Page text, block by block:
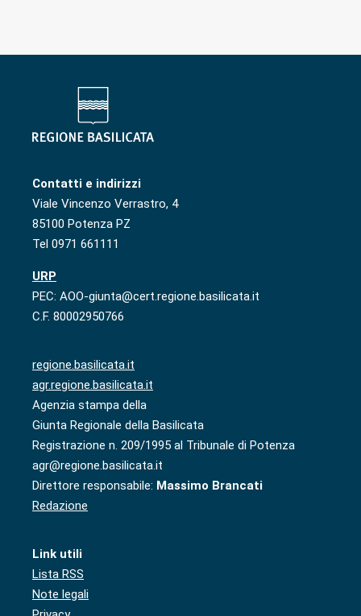
Contatti e indirizzi
Viale Vincenzo Verrastro, 4
85100 Potenza PZ
Tel 0971 661111
URP
PEC: AOO-giunta@cert.regione.basilicata.it
C.F. 80002950766
regione.basilicata.it
agr.regione.basilicata.it
Agenzia stampa della
Giunta Regionale della Basilicata
Registrazione n. 209/1995 al Tribunale di Potenza
agr@regione.basilicata.it
Direttore responsabile: Massimo Brancati
Redazione
Link utili
Lista RSS
Note legali